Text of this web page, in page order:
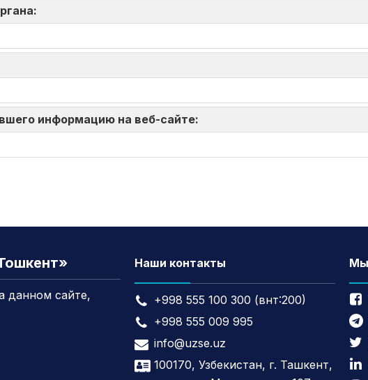
информацию на веб-сайте:
данном сайте,
Наши контакты
+998 555 100 300 (внт:200)
+998 555 009 995
info@uzse.uz
100170, Узбекистан, г. Ташкент,
Мы